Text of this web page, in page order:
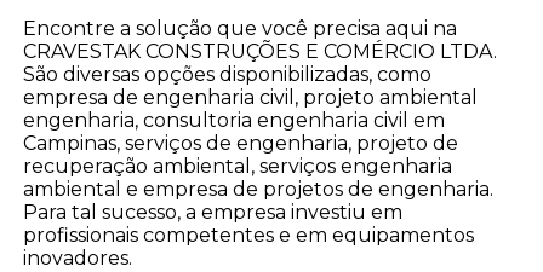
Encontre a solução que você precisa aqui na
CRAVESTAK CONSTRUÇÕES E COMÉRCIO LTDA.
São diversas opções disponibilizadas, como
empresa de engenharia civil, projeto ambiental
engenharia, consultoria engenharia civil em
Campinas, serviços de engenharia, projeto de
recuperação ambiental, serviços engenharia
ambiental e empresa de projetos de engenharia.
Para tal sucesso, a empresa investiu em
profissionais competentes e em equipamentos
inovadores.